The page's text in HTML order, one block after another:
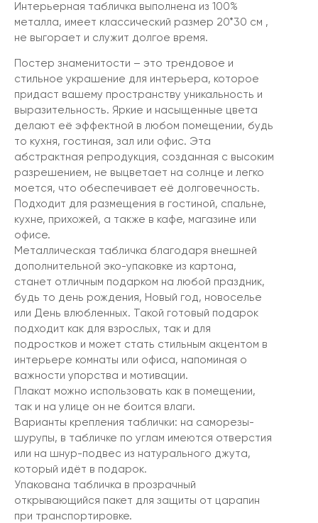
Интерьерная табличка выполнена из 100%
металла, имеет классический размер 20*30 см ,
не выгорает и служит долгое время.
Постер знаменитости – это трендовое и
стильное украшение для интерьера, которое
придаст вашему пространству уникальность и
выразительность. Яркие и насыщенные цвета
делают её эффектной в любом помещении, будь
то кухня, гостиная, зал или офис. Эта
абстрактная репродукция, созданная с высоким
разрешением, не выцветает на солнце и легко
моется, что обеспечивает её долговечность.
Подходит для размещения в гостиной, спальне,
кухне, прихожей, а также в кафе, магазине или
офисе.
Металлическая табличка благодаря внешней
дополнительной эко-упаковке из картона,
станет отличным подарком на любой праздник,
будь то день рождения, Новый год, новоселье
или День влюбленных. Такой готовый подарок
подходит как для взрослых, так и для
подростков и может стать стильным акцентом в
интерьере комнаты или офиса, напоминая о
важности упорства и мотивации.
Плакат можно использовать как в помещении,
так и на улице он не боится влаги.
Варианты крепления таблички: на саморезы-
шурупы, в табличке по углам имеются отверстия
или на шнур-подвес из натурального джута,
который идёт в подарок.
Упакована табличка в прозрачный
открывающийся пакет для защиты от царапин
при транспортировке.